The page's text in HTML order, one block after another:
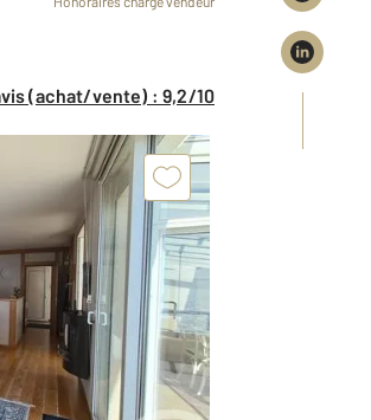
avis (achat/vente) : 9,2/10